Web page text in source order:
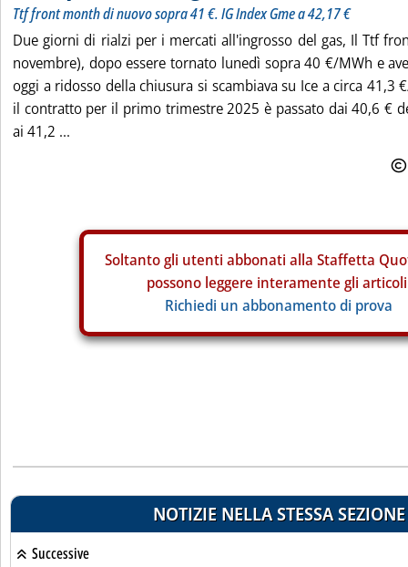
Ttf front month di nuovo sopra 41 €. IG Index Gme a 42,17 €
Due giorni di rialzi per i mercati all'ingrosso del gas, Il Ttf
novembre), dopo essere tornato lunedì sopra 40 €/MWh e
oggi a ridosso della chiusura si scambiava su Ice a circa 41,3
il contratto per il primo trimestre 2025 è passato dai 40,6 €
ai 41,2 ...
Soltanto gli utenti abbonati alla Staffetta
possono leggere interamente gli
Richiedi un abbonamento di prova
NOTIZIE NELLA STESSA SEZIONE
Successive